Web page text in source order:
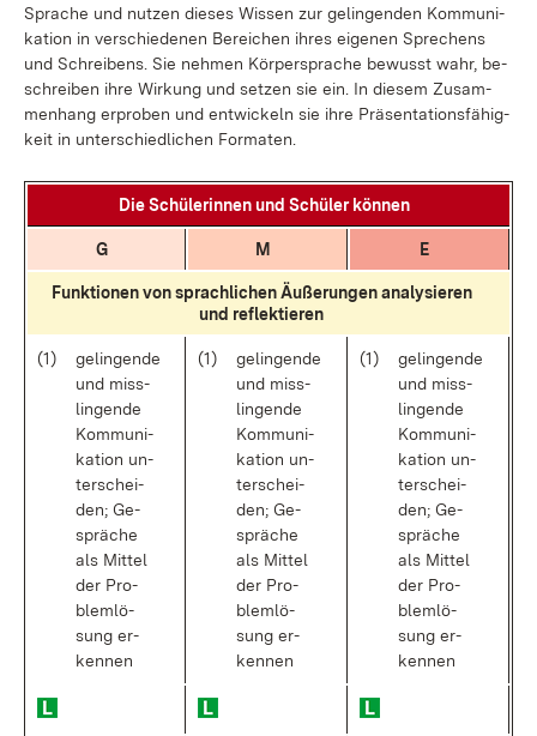
Spra­che und nut­zen die­ses Wis­sen zur ge­lin­gen­den Kom­mu­ni­
ka­ti­on in ver­schie­de­nen Be­rei­chen ih­res ei­ge­nen Spre­chens
und Schrei­bens. Sie neh­men Kör­per­spra­che be­wusst wahr, be­
schrei­ben ih­re Wir­kung und set­zen sie ein. In die­sem Zu­sam­
men­hang er­pro­ben und ent­wi­ckeln sie ih­re Prä­sen­ta­ti­ons­fä­hig­
keit in un­ter­schied­li­chen For­ma­ten.
Die Schü­le­rin­nen und Schü­ler kön­nen
G M E
Funk­tio­nen von sprach­li­chen Äu­ße­run­gen ana­ly­sie­ren
und re­flek­tie­ren
(1)
ge­lin­gen­de
und miss­
lin­gen­de
Kom­mu­ni­
ka­ti­on un­
ter­schei­
den; Ge­
sprä­che
als Mit­tel
der Pro­
blem­lö­
sung er­
ken­nen
(1)
ge­lin­gen­de
und miss­
lin­gen­de
Kom­mu­ni­
ka­ti­on un­
ter­schei­
den; Ge­
sprä­che
als Mit­tel
der Pro­
blem­lö­
sung er­
ken­nen
(1)
ge­lin­gen­de
und miss­
lin­gen­de
Kom­mu­ni­
ka­ti­on un­
ter­schei­
den; Ge­
sprä­che
als Mit­tel
der Pro­
blem­lö­
sung er­
ken­nen